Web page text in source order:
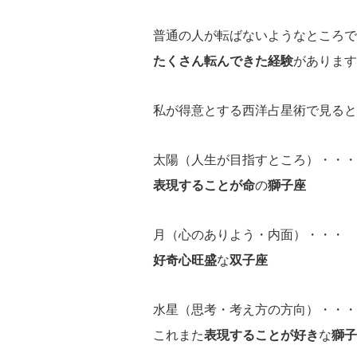
普通の人が転ばないようなところで
たくさん転んできた経験があります
私が得意とする西洋占星術で見ると
太陽（人生が目指すところ）・・・
表現することが命の獅子座
月（心のありよう・内面）・・・
好奇心旺盛な双子座
水星（思考・考え方の方向）・・・
これまた表現することが好きな獅